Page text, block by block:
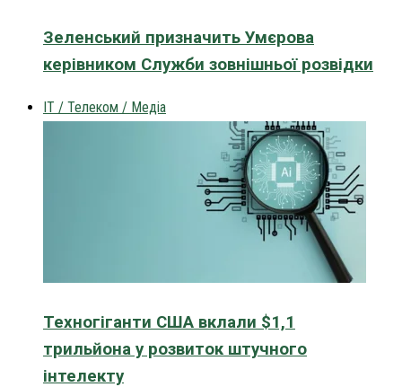
Зеленський призначить Умєрова
керівником Служби зовнішньої розвідки
IT / Телеком / Медіа
Техногіганти США вклали $1,1
трильйона у розвиток штучного
інтелекту